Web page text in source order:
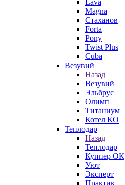
Lava
Magna
Стаханов
Forta
Pony
Twist Plus
Cuba
Везувий
Назад
Везувий
Эльбрус
Олимп
Титаниум
Котел КО
Теплодар
Назад
Теплодар
Куппер ОК
Уют
Эксперт
Практик